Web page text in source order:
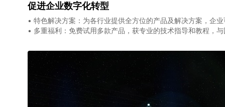
促进企业数字化转型
• 特色解决方案：为各行业提供全方位的产品及解决方案，企
• 多重福利：免费试用多款产品，获专业的技术指导和教程，